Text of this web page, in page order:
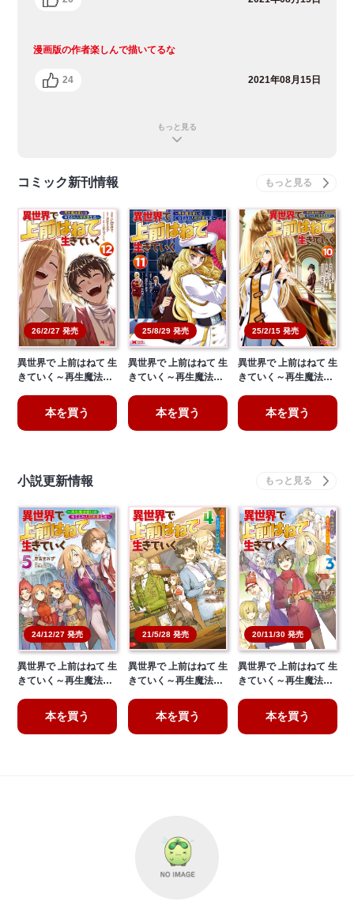
漫画版の作者楽しんで描いてるな
24 2021年08月15日
もっと見る
コミック新刊情報
26/2/27 発売
異世界で 上前はねて 生
きていく～再生魔法…
本を買う
25/8/29 発売
異世界で 上前はねて 生
きていく～再生魔法…
本を買う
25/2/15 発売
異世界で 上前はねて 生
きていく～再生魔法…
本を買う
小説更新情報
24/12/27 発売
異世界で 上前はねて 生
きていく～再生魔法…
本を買う
21/5/28 発売
異世界で 上前はねて 生
きていく～再生魔法…
本を買う
20/11/30 発売
異世界で 上前はねて 生
きていく～再生魔法…
本を買う